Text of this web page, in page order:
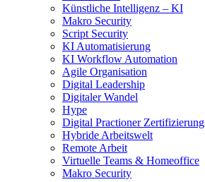
Künstliche Intelligenz – KI
Makro Security
Script Security
KI Automatisierung
KI Workflow Automation
Agile Organisation
Digital Leadership
Digitaler Wandel
Hype
Digital Practioner Zertifizierung
Hybride Arbeitswelt
Remote Arbeit
Virtuelle Teams & Homeoffice
Makro Security